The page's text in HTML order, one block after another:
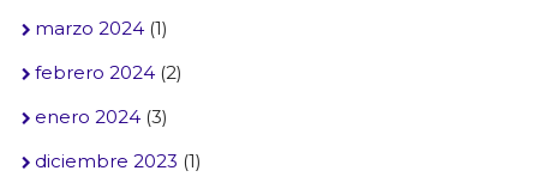
marzo 2024(1)
febrero 2024(2)
enero 2024(3)
diciembre 2023 (1)